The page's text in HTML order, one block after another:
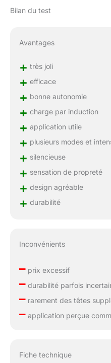
Bilan du test
Avantages
+ très joli
+ efficace
+ bonne autonomie
+ charge par induction
+ application utile
+ plusieurs modes et
+ silencieuse
+ sensation de propreté
+ design agréable
+ durabilité
Inconvénients
–prix excessif
–durabilité parfois
–rarement des têtes
–application perçue
Fiche technique